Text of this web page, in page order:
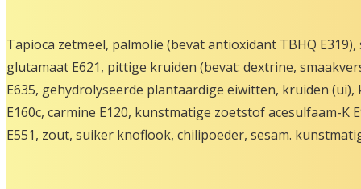
Tapioca zetmeel, palmolie (bevat antioxidant TBHQ
glutamaat E621, pittige kruiden (bevat: dextrine,
E635, gehydrolyseerde plantaardige eiwitten, kruiden
E160c, carmine E120, kunstmatige zoetstof acesulfaam-K
E551, zout, suiker knoflook, chilipoeder, sesam.